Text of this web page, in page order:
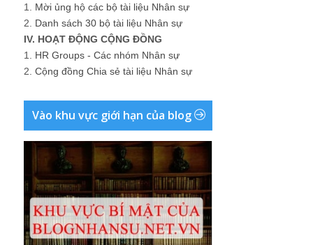
1. Mời ủng hộ các bộ tài liệu Nhân sự
2. Danh sách 30 bộ tài liệu Nhân sự
IV. HOẠT ĐỘNG CỘNG ĐỒNG
1. HR Groups - Các nhóm Nhân sự
2. Cộng đồng Chia sẻ tài liệu Nhân sự
Vào khu vực giới hạn của blog